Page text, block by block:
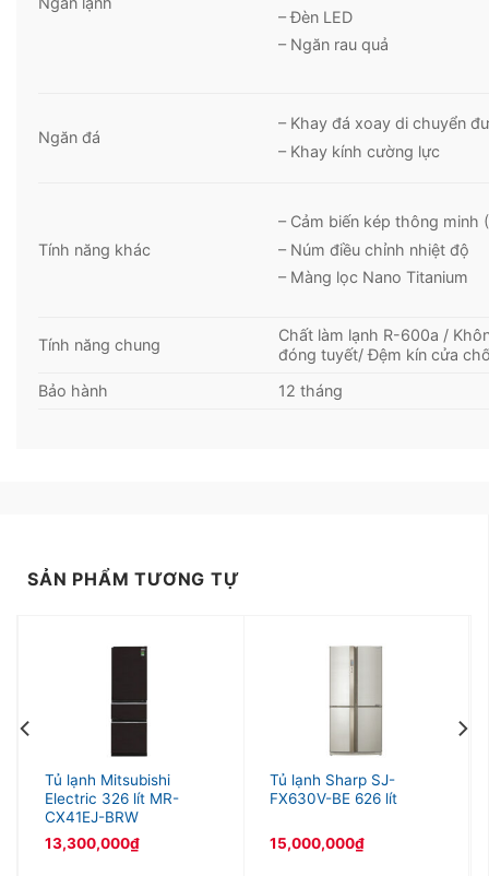
– Đèn LED
– Ngăn rau quả
Ngăn đá
– Khay đá xoay di chuyển
– Khay kính cường lực
Tính năng khác
– Cảm biến kép thông minh
– Núm điều chỉnh nhiệt độ
– Màng lọc Nano Titanium
Tính năng chung
Chất làm lạnh R-600a /
đóng tuyết/ Đệm kín cửa
Bảo hành
12 tháng
SẢN PHẨM TƯƠNG TỰ
Tủ lạnh Mitsubishi
Electric 326 lít MR-
CX41EJ-BRW
13,300,000₫
Tủ lạnh Sharp SJ-
FX630V-BE 626 lít
15,000,000₫